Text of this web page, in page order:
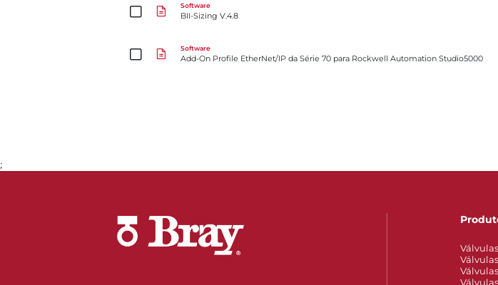
Software
BII-Sizing V.4.8
Software
Add-On Profile EtherNet/IP da Série 70 para Rockwell Automation Studio5000
;